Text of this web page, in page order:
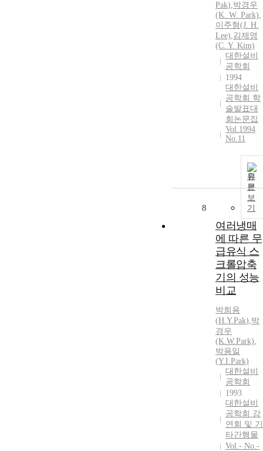
Pak),박경우
(K. W. Park),
이주형(J. H.
Lee),김제영
(C. Y. Kim)
대한설비
공학회
1994
대한설비
공학회 학
술발표대
회논문집
Vol.1994
No.11
원
문
보
기
8
여러냉매
에 따른 무
급유식 스
크롤압축
기의 성능
비교
박희용
(H.Y.Pak),박
경우
(K.W.Park),
박용일
(Y.I.Park)
대한설비
공학회
1993
대한설비
공학회 강
연회 및 기
타간행물
Vol.- No.-